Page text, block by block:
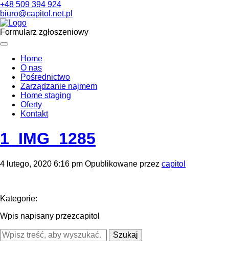
+48 509 394 924
biuro@capitol.net.pl
Formularz zgłoszeniowy
Home
O nas
Pośrednictwo
Zarządzanie najmem
Home staging
Oferty
Kontakt
1_IMG_1285
4 lutego, 2020 6:16 pm Opublikowane przez capitol
Kategorie:
Wpis napisany przezcapitol
Szukaj